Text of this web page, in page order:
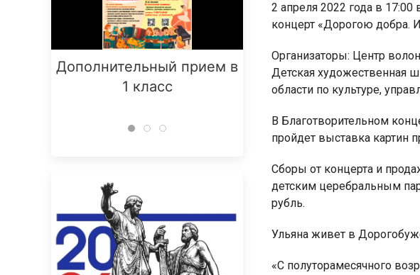
Дополнительный прием в
1 класс
Занятия для детей
2 апреля 2022 года в
концерт «Дорогою добра.
Организаторы: Центр
Детская художественная
области по культуре,
В Благотворительном
пройдет выставка картин
Сборы от концерта и
детским церебральным
рубль.
Ульяна живет в
«С полуторамесячного